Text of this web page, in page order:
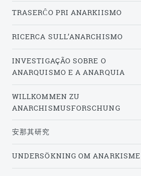
TRASERĈO PRI ANARKIISMO
RICERCA SULL’ANARCHISMO
INVESTIGAÇÃO SOBRE O
ANARQUISMO E A ANARQUIA
WILLKOMMEN ZU
ANARCHISMUSFORSCHUNG
安那其研究
UNDERSÖKNING OM ANARKISME